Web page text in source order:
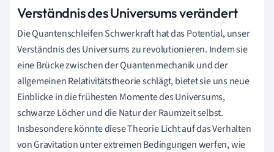
Verständnis des Universums verändert
Die Quantenschleifen Schwerkraft hat das Potential, unser
Verständnis des Universums zu revolutionieren. Indem sie
eine Brücke zwischen der Quantenmechanik und der
allgemeinen Relativitätstheorie schlägt, bietet sie uns neue
Einblicke in die frühesten Momente des Universums,
schwarze Löcher und die Natur der Raumzeit selbst.
Insbesondere könnte diese Theorie Licht auf das Verhalten
von Gravitation unter extremen Bedingungen werfen, wie